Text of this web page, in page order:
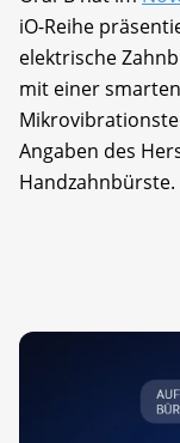
iO-Reihe
elektrische
mit einer
Angaben des
Handzahnbürste.